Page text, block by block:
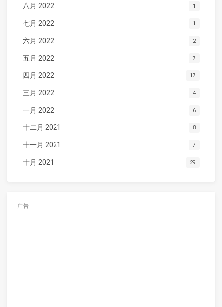
八月 2022 1
七月 2022 1
六月 2022 2
五月 2022 7
四月 2022 17
三月 2022 4
一月 2022 6
十二月 2021 8
十一月 2021 7
十月 2021 29
广告